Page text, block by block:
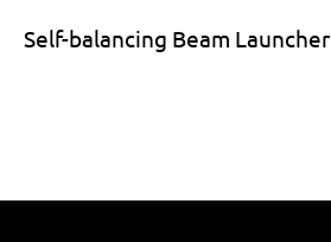
Self-balancing Beam Launcher